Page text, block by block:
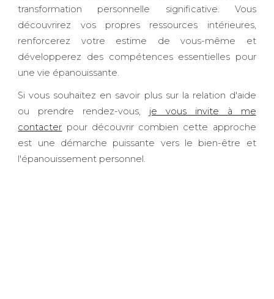
transformation personnelle significative. Vous
découvrirez vos propres ressources intérieures,
renforcerez votre estime de vous-même et
développerez des compétences essentielles pour
une vie épanouissante.
Si vous souhaitez en savoir plus sur la relation d'aide
ou prendre rendez-vous, je vous invite à me
contacter pour découvrir combien cette approche
est une démarche puissante vers le bien-être et
l'épanouissement personnel.